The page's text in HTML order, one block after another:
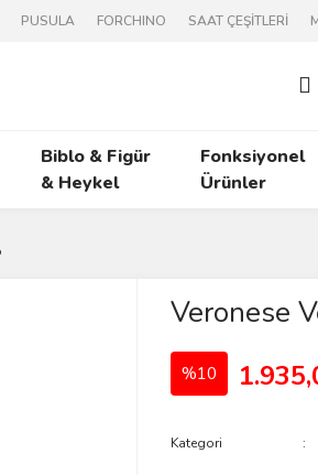
PUSULA FORCHINO SAAT ÇEŞİTLERİ
Biblo & Figür
& Heykel
Fonksiyonel
Ürünler
Veronese
%10
Kategori